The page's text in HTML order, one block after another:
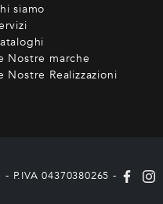
siamo
Nostre marche
Nostre Realizzazioni
P.IVA 04370380265 -